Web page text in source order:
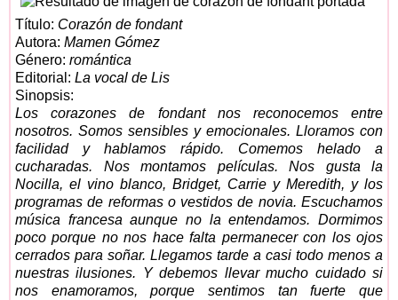
Título: Corazón de fondant
Autora: Mamen Gómez
Género: romántica
Editorial: La vocal de Lis
Sinopsis:
Los corazones de fondant nos reconocemos entre
nosotros. Somos sensibles y emocionales. Lloramos con
facilidad y hablamos rápido. Comemos helado a
cucharadas. Nos montamos películas. Nos gusta la
Nocilla, el vino blanco, Bridget, Carrie y Meredith, y los
programas de reformas o vestidos de novia. Escuchamos
música francesa aunque no la entendamos. Dormimos
poco porque no nos hace falta permanecer con los ojos
cerrados para soñar. Llegamos tarde a casi todo menos a
nuestras ilusiones. Y debemos llevar mucho cuidado si
nos enamoramos, porque sentimos tan fuerte que